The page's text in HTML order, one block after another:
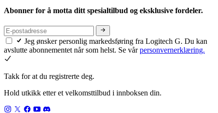
Abonner for å motta ditt spesialtilbud og eksklusive fordeler.
Jeg ønsker personlig markedsføring fra Logitech G. Du kan
avslutte abonnementet når som helst. Se vårpersonvernerklæring.
Takk for at du registrerte deg.
Hold utkikk etter et velkomsttilbud i innboksen din.